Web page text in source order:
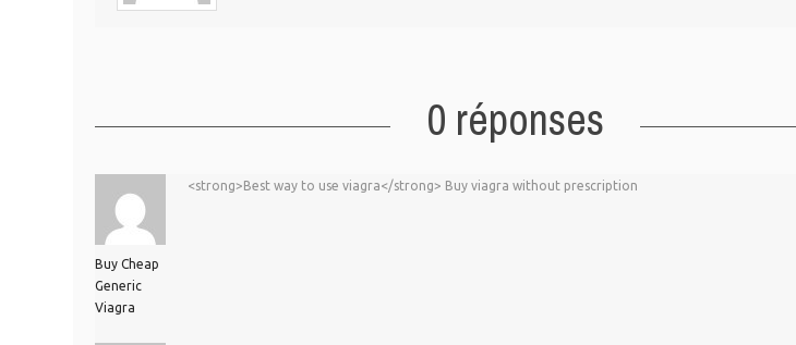
0 réponses
Buy Cheap
Generic
Viagra
<strong>Best way to use viagra</strong> Buy viagra without prescription